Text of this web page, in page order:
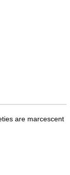
are marcescent